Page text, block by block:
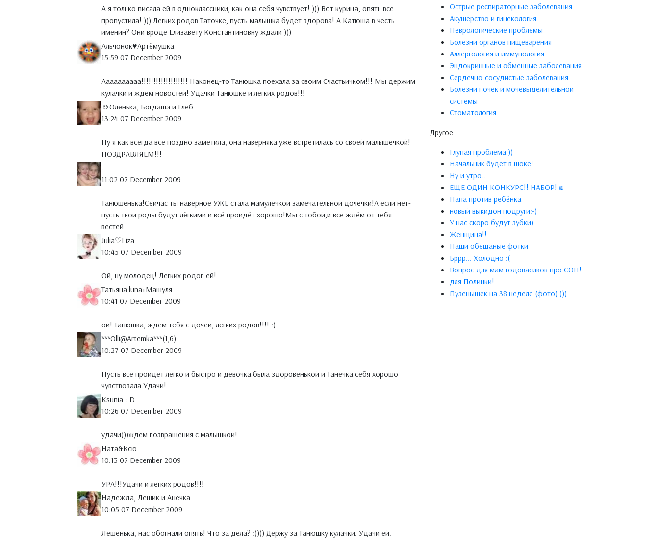
А я только писала ей в одноклассники, как она себя чувствует! ))) Вот курица, опять все
пропустила! ))) Легких родов Таточке, пусть малышка будет здорова! А Катюша в честь
именин? Они вроде Елизавету Константиновну ждали )))
Альчонок♥Артёмушка
15:59 07 December 2009
Аааааааааа!!!!!!!!!!!!!!!!!!! Наконец-то Танюшка поехала за своим Счастьичком!!! Мы держим
кулачки и ждем новостей! Удачки Танюшке и легких родов!!!
☺Оленька, Богдаша и Глеб
13:24 07 December 2009
Ну я как всегда все поздно заметила, она наверняка уже встретилась со своей малышечкой!
ПОЗДРАВЛЯЕМ!!!
.
11:02 07 December 2009
Танюшенька!Сейчас ты наверное УЖЕ стала мамулечкой замечательной дочечки!А если нет-
пусть твои роды будут лёгкими и всё пройдёт хорошо!Мы с тобой,и все ждём от тебя
вестей
Julia♡Liza
10:45 07 December 2009
Ой, ну молодец! Лёгких родов ей!
Татьяна luna+Maшуля
10:41 07 December 2009
ой! Танюшка, ждем тебя с дочей, легких родов!!!! :)
***Оlli@Artemkа***(1,6)
10:27 07 December 2009
Пусть все пройдет легко и быстро и девочка была здоровенькой и Танечка себя хорошо
чувствовала.Удачи!
Ksunia :-D
10:26 07 December 2009
удачи)))ждем возвращения с малышкой!
Ната&Ксю
10:13 07 December 2009
УРА!!!Удачи и легких родов!!!!
Надежда, Лёшик и Анечка
10:05 07 December 2009
Лешенька, нас обогнали опять! Что за дела? :)))) Держу за Танюшку кулачки. Удачи ей.
Острые респираторные заболевания
Акушерство и гинекология
Неврологические проблемы
Болезни органов пищеварения
Аллергология и иммунология
Эндокринные и обменные заболевания
Сердечно-сосудистые заболевания
Болезни почек и мочевыделительной
системы
Стоматология
Другое
Глупая проблема ))
Начальник будет в шоке!
Ну и утро..
ЕЩЁ ОДИН КОНКУРС!! НАБОР! ₪
Папа против ребёнка
новый выкидон подруги:-)
У нас скоро будут зубки)
Женщина!!
Наши обещаные фотки
Бррр... Холодно :(
Вопрос для мам годовасиков про СОН!
для Полинки!
Пузёнышек на 38 неделе (фото) )))